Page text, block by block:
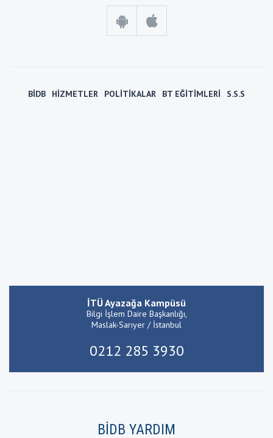
BİDB HİZMETLER POLİTİKALAR BT EĞİTİMLERİ S.S.S
İTÜ Ayazağa Kampüsü
Bilgi İşlem Daire Başkanlığı,
Maslak-Sarıyer / İstanbul
0212 285 3930
BİDB YARDIM